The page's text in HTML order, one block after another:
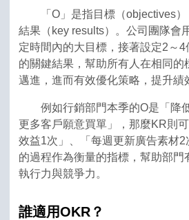
「O」是指目標（objectives）
結果（key results）。公司團隊會
定時間內的大目標，接著設定2～4
的關鍵結果，幫助所有人在相同的
邁進，進而有效優化策略，提升績
例如行銷部門本季的O是「降
更多客戶願意買單」，那麼KR則
效益1次」、「每週更新廣告素材
的過程作為衡量的指標，幫助部門
執行力與競爭力。
誰適用OKR？